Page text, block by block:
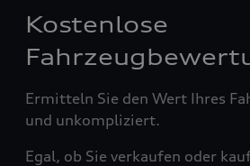
Kostenlose
Ermitteln Sie den Wert Ihres
und unkompliziert.
Egal, ob Sie verkaufen oder